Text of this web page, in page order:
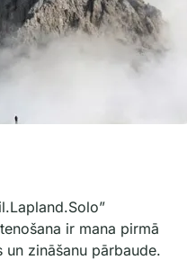
ir mana pirmā
un zināšanu pārbaude.